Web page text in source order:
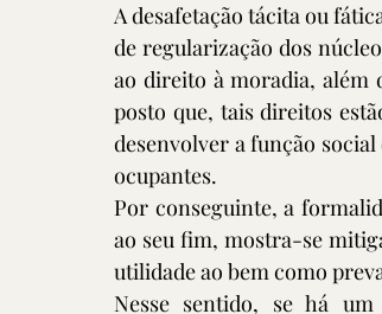
A desafetação tácita ou
de regularização dos
ao direito à moradia, além
posto que, tais direitos
desenvolver a função
ocupantes.
Por conseguinte, a
ao seu fim, mostra-se
utilidade ao bem como
Nesse sentido, se há